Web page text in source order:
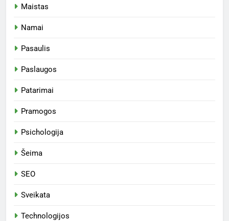
Maistas
Namai
Pasaulis
Paslaugos
Patarimai
Pramogos
Psichologija
Šeima
SEO
Sveikata
Technologijos